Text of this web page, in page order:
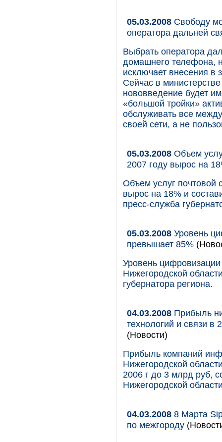
05.03.2008 Свободу
оператора дальней
Выбрать оператора
домашнего телефона,
исключает внесения в
Сейчас в
нововведение будет
«большой тройки»
обслуживать все
своей сети, а не
05.03.2008 Объем
2007 году вырос на
Объем услуг почтовой
вырос на 18% и
пресс-служба
05.03.2008 Уровень
превышает 85%
Уровень
Нижегородской
губернатора региона.
04.03.2008 Прибыль
технологий и связи в
(Новости)
Прибыль компаний
Нижегородской
2006 г до 3 млрд руб,
Нижегородской
04.03.2008 8 Марта
по межгороду